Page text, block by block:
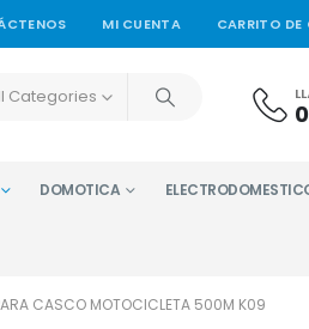
MI CUENTA CARRITO DE
Categories
DOMOTICA
CASCO MOTOCICLETA 500M K09